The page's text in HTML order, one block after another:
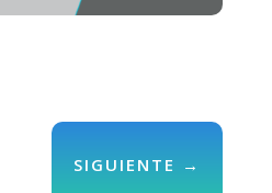
SIGUIENTE →